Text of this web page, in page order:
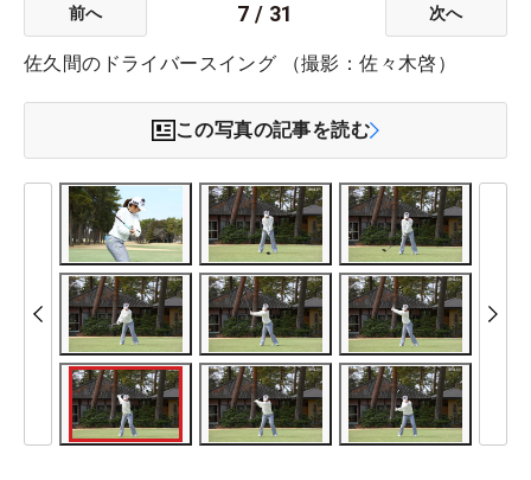
前へ 7 / 31 次へ
佐久間のドライバースイング （撮影：佐々木啓）
この写真の記事を読む